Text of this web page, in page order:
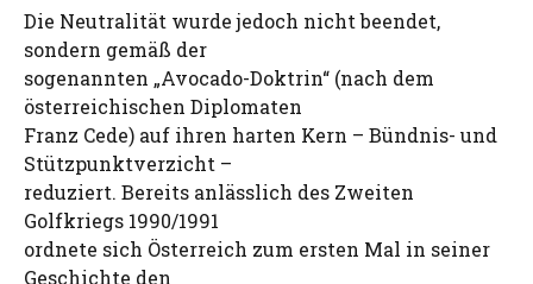
Die Neutralität wurde jedoch nicht beendet,
sondern gemäß der
sogenannten „Avocado-Doktrin“ (nach dem
österreichischen Diplomaten
Franz Cede) auf ihren harten Kern – Bündnis- und
Stützpunktverzicht –
reduziert. Bereits anlässlich des Zweiten
Golfkriegs 1990/1991
ordnete sich Österreich zum ersten Mal in seiner
Geschichte den